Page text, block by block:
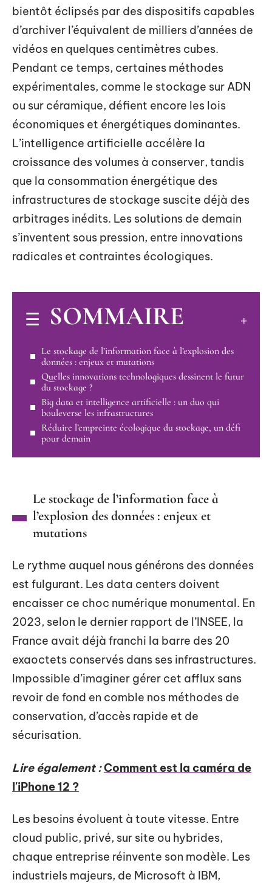
bientôt éclipsés par des dispositifs capables
d’archiver l’équivalent de milliers d’années de
vidéos en quelques centimètres cubes.
Pendant ce temps, certaines méthodes
expérimentales, comme le stockage sur ADN
ou sur céramique, défient encore les lois
économiques et énergétiques dominantes.
L’intelligence artificielle accélère la
croissance des volumes à conserver, tandis
que la consommation énergétique des
infrastructures de stockage suscite déjà des
arbitrages inédits. Les solutions de demain
s’inventent sous pression, entre innovations
radicales et contraintes écologiques.
SOMMAIRE
Le stockage de l’information face à l’explosion des
données : enjeux et mutations
Quelles innovations technologiques dessinent le futur
du stockage ?
Big data et intelligence artificielle : un duo qui
bouleverse les infrastructures
Réduire l’empreinte écologique du stockage, un défi
pour demain
Le stockage de l’information face à
l’explosion des données : enjeux et
mutations
Le rythme auquel nous générons des données
est fulgurant. Les data centers doivent
encaisser ce choc numérique monumental. En
2023, selon le dernier rapport de l’INSEE, la
France avait déjà franchi la barre des 20
exaoctets conservés dans ses infrastructures.
Impossible d’imaginer gérer cet afflux sans
revoir de fond en comble nos méthodes de
conservation, d’accès rapide et de
sécurisation.
Lire également :Comment est la caméra de
l'iPhone 12 ?
Les besoins évoluent à toute vitesse. Entre
cloud public, privé, sur site ou hybrides,
chaque entreprise réinvente son modèle. Les
industriels majeurs, de Microsoft à IBM,